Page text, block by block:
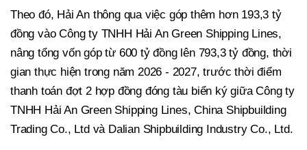
Theo đó, Hải An thông qua việc góp thêm hơn 193,3 tỷ
đồng vào Công ty TNHH Hải An Green Shipping Lines,
nâng tổng vốn góp từ 600 tỷ đồng lên 793,3 tỷ đồng, thời
gian thực hiện trong năm 2026 - 2027, trước thời điểm
thanh toán đợt 2 hợp đồng đóng tàu biển ký giữa Công ty
TNHH Hải An Green Shipping Lines, China Shipbuilding
Trading Co., Ltd và Dalian Shipbuilding Industry Co., Ltd.